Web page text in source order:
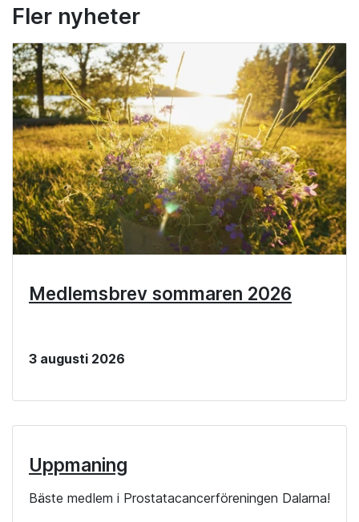
Fler nyheter
Medlemsbrev sommaren 2026
3 augusti 2026
Uppmaning
Bäste medlem i Prostatacancerföreningen Dalarna!